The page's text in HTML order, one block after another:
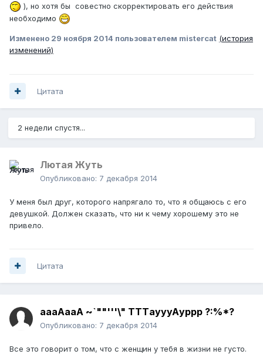
), но хотя бы совестно скорректировать его действия
необходимо
Изменено 29 ноября 2014 пользователем mistercat (история
изменений)
Цитата
2 недели спустя...
Лютая Жуть
Опубликовано: 7 декабря 2014
У меня был друг, которого напрягало то, что я общаюсь с его
девушкой. Должен сказать, что ни к чему хорошему это не
привело.
Цитата
аaaAaаА ~`""'''\" TТТaуyyAурpр ?:%*?
Опубликовано: 7 декабря 2014
Все это говорит о том, что с женщин у тебя в жизни не густо.